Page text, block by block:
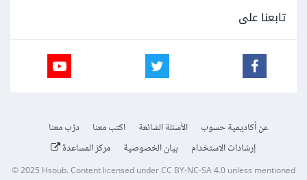
تابعنا على
عن أكاديمية حسوب الأسئلة الشائعة اكتب معنا
درّب معنا
إرشادات الاستخدام
بيان الخصوصية مركز المساعدة
© 2025Hsoub.Content licensed underCC BY-NC-SA 4.0unless mentioned